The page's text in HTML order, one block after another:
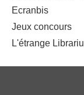
Ecranbis
Jeux concours
L'étrange